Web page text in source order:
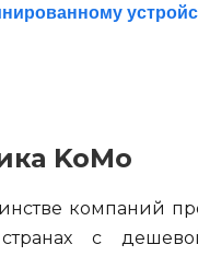
KoMo
компаний
с